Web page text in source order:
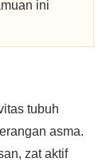
ini
tubuh
asma.
zat aktif